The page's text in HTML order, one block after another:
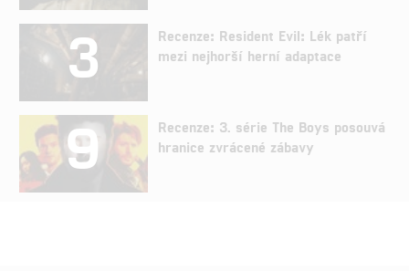
3
Recenze: Resident Evil: Lék patří
mezi nejhorší herní adaptace
9
Recenze: 3. série The Boys posouvá
hranice zvrácené zábavy